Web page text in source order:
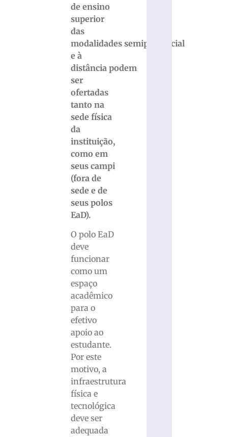
de ensino
superior
das
modalidades semipresencial
e à
distância podem
ser
ofertadas
tanto na
sede física
da
instituição,
como em
seus campi
(fora de
sede e de
seus polos
EaD).
O polo EaD
deve
funcionar
como um
espaço
acadêmico
para o
efetivo
apoio ao
estudante.
Por este
motivo, a
infraestrutura
física e
tecnológica
deve ser
adequada